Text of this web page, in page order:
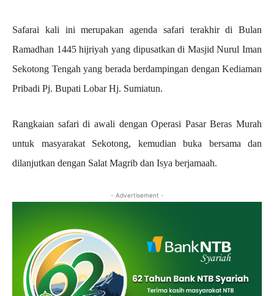
Safarai kali ini merupakan agenda safari terakhir di Bulan
Ramadhan 1445 hijriyah yang dipusatkan di Masjid Nurul Iman
Sekotong Tengah yang berada berdampingan dengan Kediaman
Pribadi Pj. Bupati Lobar Hj. Sumiatun.
Rangkaian safari di awali dengan Operasi Pasar Beras Murah
untuk masyarakat Sekotong, kemudian buka bersama dan
dilanjutkan dengan Salat Magrib dan Isya berjamaah.
- Advertisement -